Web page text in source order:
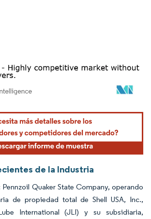
El uso requiere atribución según CC BY 4.0.
de la Industria
Pennzoil Quaker State Company, operando
de propiedad total de Shell USA, Inc.,
International (JLI) y su subsidiaria,